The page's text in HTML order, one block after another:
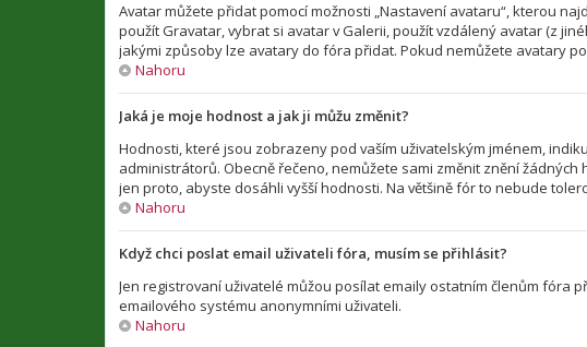
Avatar můžete přidat pomocí možnosti „Nastavení avataru“, kterou
použít Gravatar, vybrat si avatar v Galerii, použít vzdálený avatar (z
jakými způsoby lze avatary do fóra přidat. Pokud nemůžete avatary
Nahoru
Jaká je moje hodnost a jak ji můžu změnit?
Hodnosti, které jsou zobrazeny pod vaším uživatelským jménem,
administrátorů. Obecně řečeno, nemůžete sami změnit znění
jen proto, abyste dosáhli vyšší hodnosti. Na většině fór to nebude
Nahoru
Když chci poslat email uživateli fóra, musím se přihlásit?
Jen registrovaní uživatelé můžou posílat emaily ostatním členům fóra
emailového systému anonymními uživateli.
Nahoru